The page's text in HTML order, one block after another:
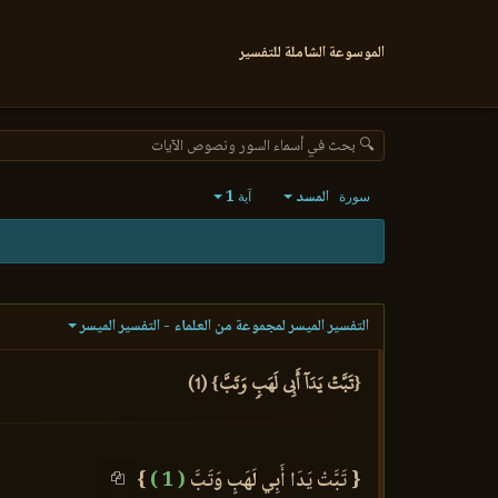
الموسوعة الشاملة للتفسير
🔍 بحث في أسماء السور ونصوص الآيات
سورة المسد آية 1
التفسير الميسر لمجموعة من العلماء - التفسير الميسر
{تَبَّتۡ يَدَآ أَبِي لَهَبٖ وَتَبَّ} (1)
{ تَبَّتْ يَدَا أَبِي لَهَبٍ وَتَبَّ ( 1 )
}